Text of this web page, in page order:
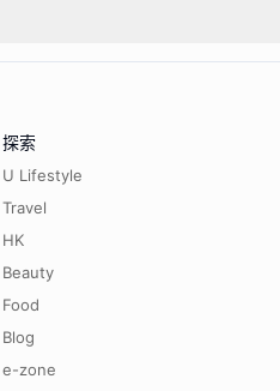
探索
U Lifestyle
Travel
HK
Beauty
Food
Blog
e-zone